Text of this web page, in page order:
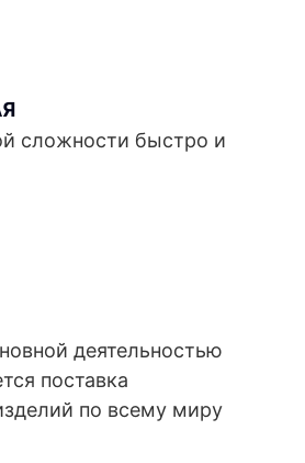
для телефонов).
3д аниматоров (
любой сложности именно
сложности быстро и
деятельностью
поставка
по всему миру